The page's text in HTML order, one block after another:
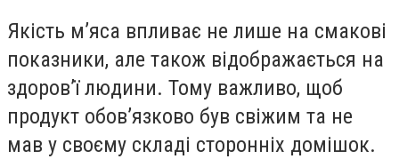
Якість м’яса впливає не лише на смакові
показники, але також відображається на
здоров’ї людини. Тому важливо, щоб
продукт обов’язково був свіжим та не
мав у своєму складі сторонніх домішок.